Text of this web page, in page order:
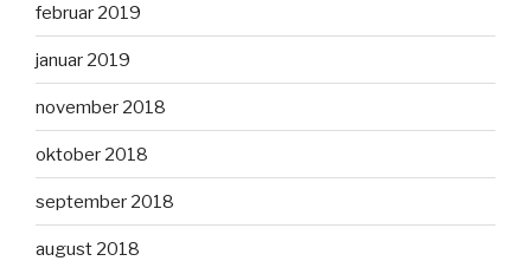
februar 2019
januar 2019
november 2018
oktober 2018
september 2018
august 2018